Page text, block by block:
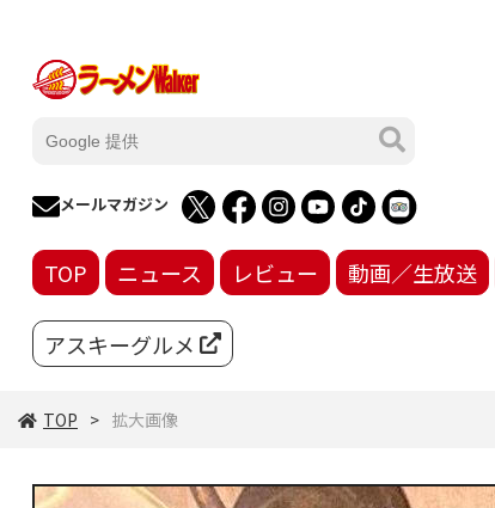
メールマガジン
TOP ニュース レビュー 動画／生放送
アスキーグルメ
TOP 拡大画像